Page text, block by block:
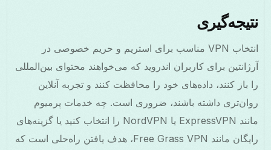
نتیجه‌گیری
انتخاب VPN مناسب برای استریم و حریم خصوصی در
آرژانتین برای کاربران اندروید که می‌خواهند محتوای بین‌المللی
را باز کنند، داده‌های خود را محافظت کنند و تجربه آنلاین
روان‌تری داشته باشند، ضروری است. چه خدمات پرمیوم
مانند ExpressVPN یا NordVPN را انتخاب کنید یا گزینه‌های
رایگان مانند Free Grass VPN، هدف یافتن راه‌حلی است که